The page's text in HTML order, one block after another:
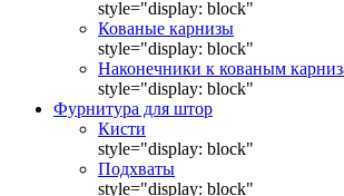
style="display: block"
Кованые карнизы
style="display: block"
Наконечники к кованым
style="display: block"
Фурнитура для штор
Кисти
style="display: block"
Подхваты
style="display: block"